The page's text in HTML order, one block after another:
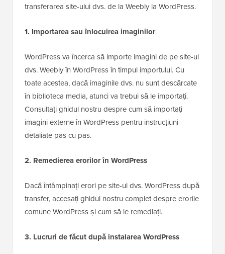
transferarea site-ului dvs. de la Weebly la WordPress.
1. Importarea sau înlocuirea imaginilor
WordPress va încerca să importe imagini de pe site-ul
dvs. Weebly în WordPress în timpul importului. Cu
toate acestea, dacă imaginile dvs. nu sunt descărcate
în biblioteca media, atunci va trebui să le importați.
Consultați ghidul nostru despre cum să importați
imagini externe în WordPress pentru instrucțiuni
detaliate pas cu pas.
2. Remedierea erorilor în WordPress
Dacă întâmpinați erori pe site-ul dvs. WordPress după
transfer, accesați ghidul nostru complet despre erorile
comune WordPress și cum să le remediați.
3. Lucruri de făcut după instalarea WordPress